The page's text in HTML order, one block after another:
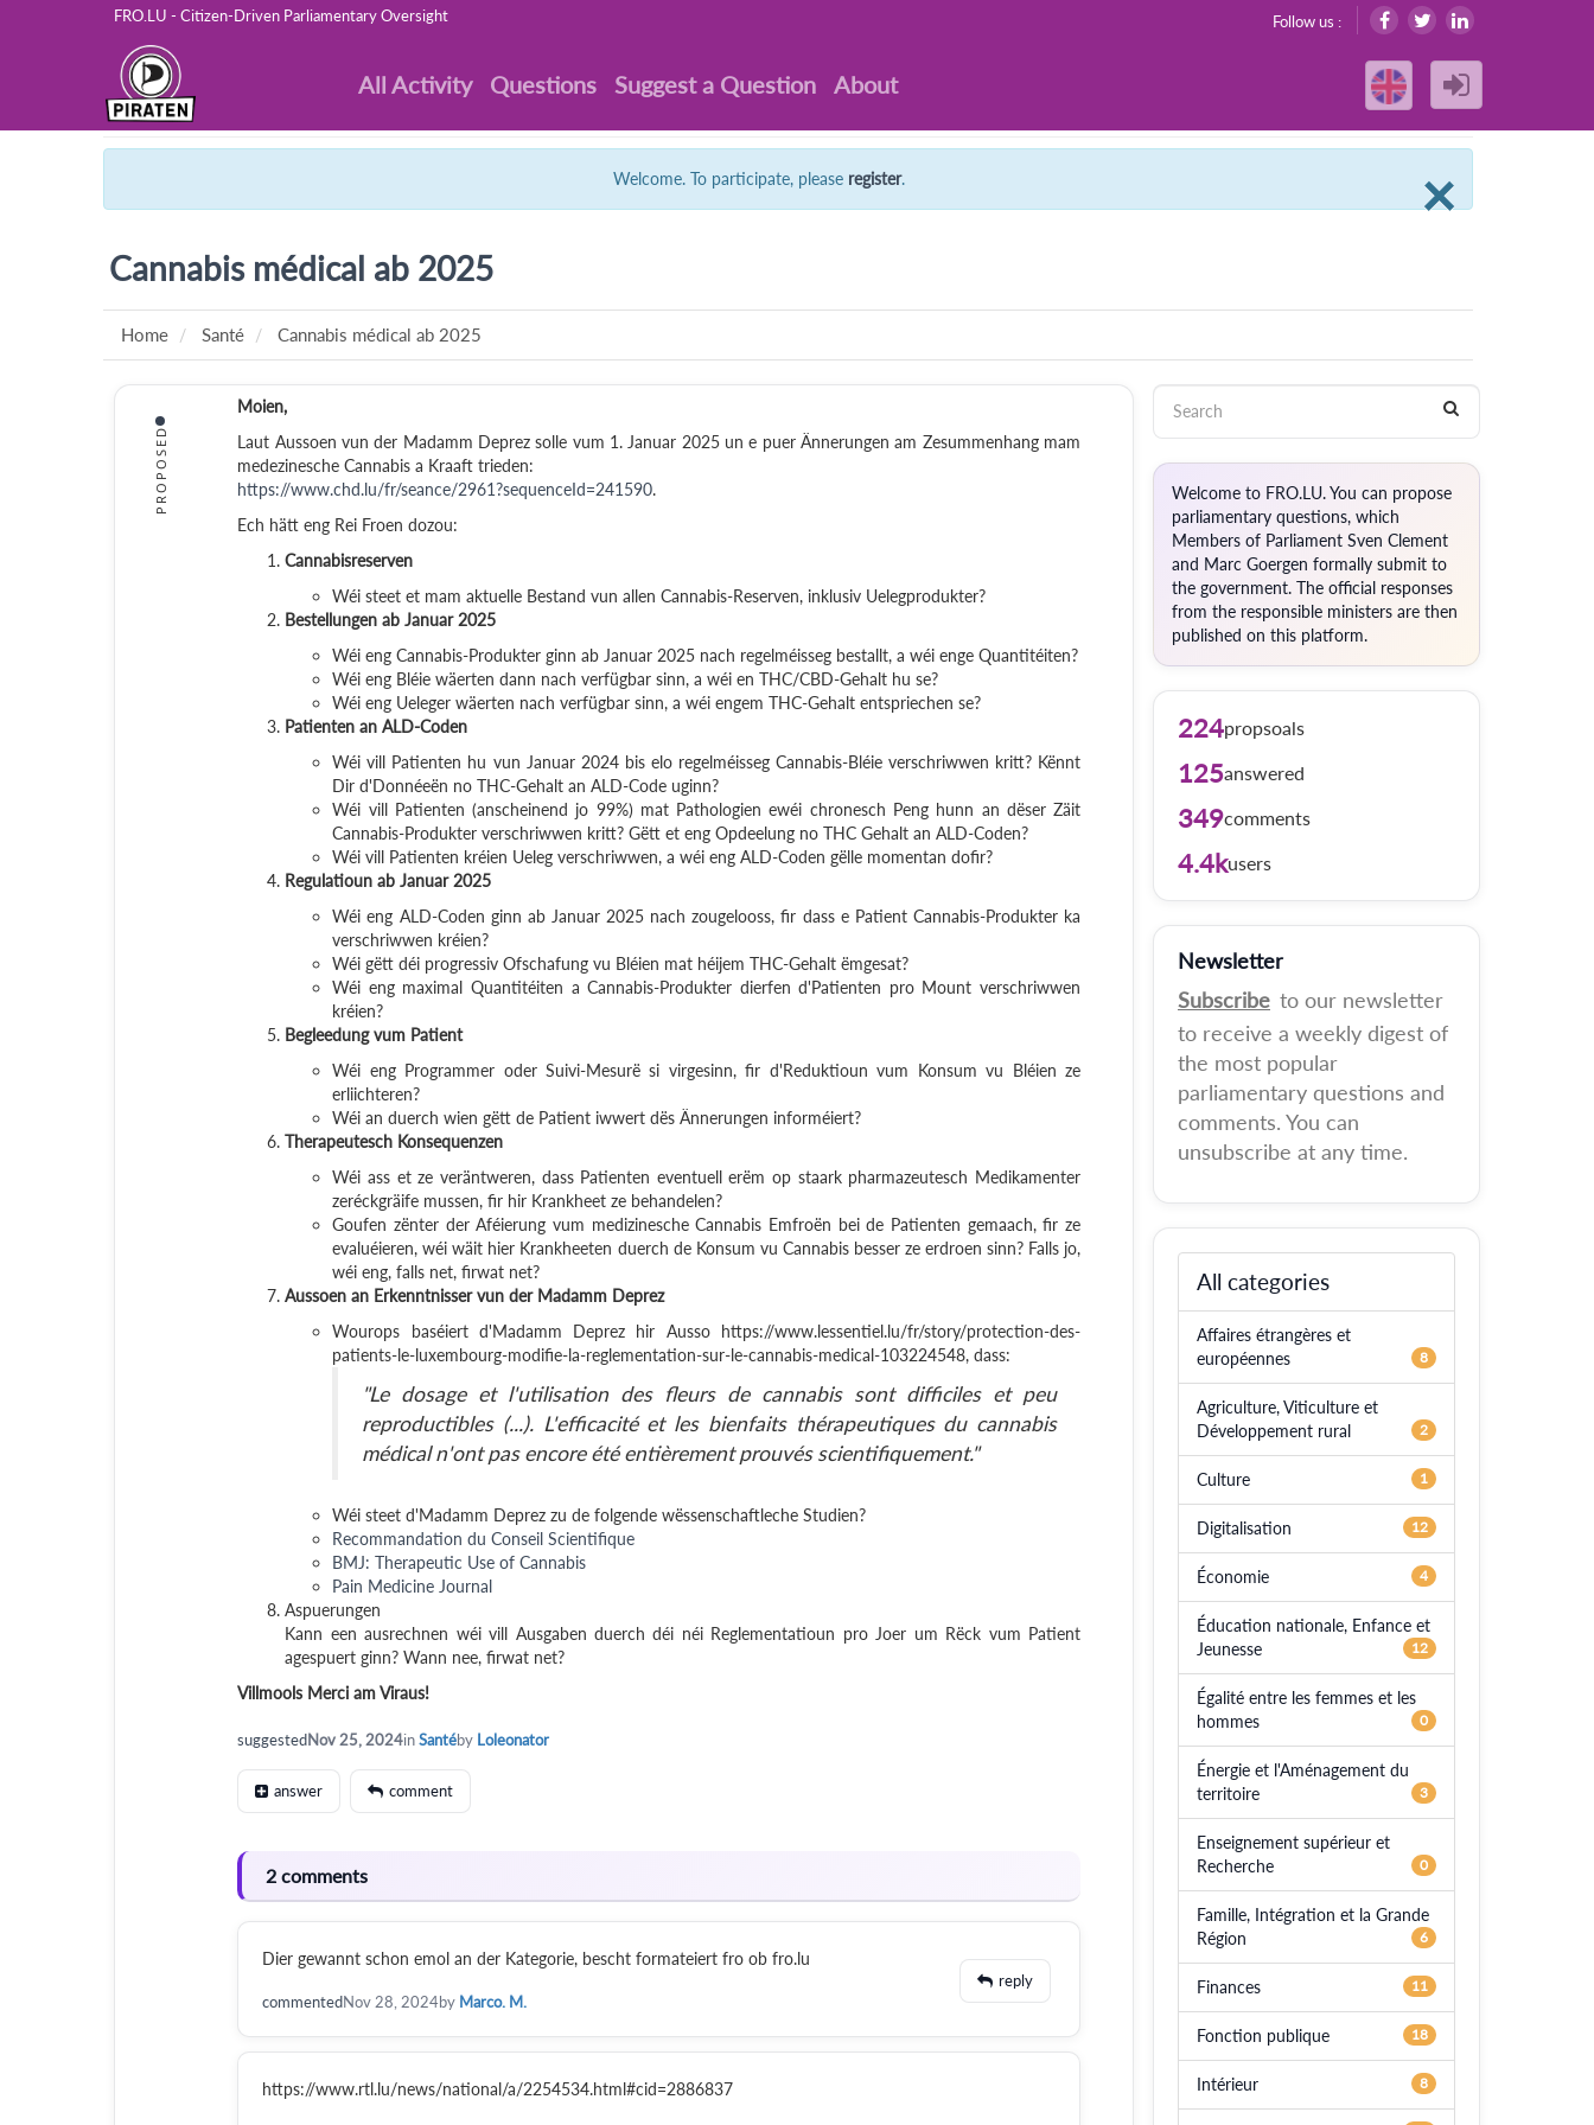
FRO.LU - Citizen-Driven Parliamentary Oversight Follow us :
All Activity Questions Suggest a Question About
×
Welcome. To participate, please register.
Cannabis médical ab 2025
Home Santé Cannabis médical ab 2025
PROPOSED
Moien,
Laut Aussoen vun der Madamm Deprez solle vum 1. Januar 2025 un e puer Ännerungen am Zesummenhang mam
medezinesche Cannabis a Kraaft trieden:
https://www.chd.lu/fr/seance/2961?sequenceId=241590.
Ech hätt eng Rei Froen dozou:
Cannabisreserven
Wéi steet et mam aktuelle Bestand vun allen Cannabis-Reserven, inklusiv Uelegprodukter?
Bestellungen ab Januar 2025
Wéi eng Cannabis-Produkter ginn ab Januar 2025 nach regelméisseg bestallt, a wéi enge Quantitéiten?
Wéi eng Bléie wäerten dann nach verfügbar sinn, a wéi en THC/CBD-Gehalt hu se?
Wéi eng Ueleger wäerten nach verfügbar sinn, a wéi engem THC-Gehalt entspriechen se?
Patienten an ALD-Coden
Wéi vill Patienten hu vun Januar 2024 bis elo regelméisseg Cannabis-Bléie verschriwwen kritt? Kënnt
Dir d'Donnéeën no THC-Gehalt an ALD-Code uginn?
Wéi vill Patienten (anscheinend jo 99%) mat Pathologien ewéi chronesch Peng hunn an dëser Zäit
Cannabis-Produkter verschriwwen kritt? Gëtt et eng Opdeelung no THC Gehalt an ALD-Coden?
Wéi vill Patienten kréien Ueleg verschriwwen, a wéi eng ALD-Coden gëlle momentan dofir?
Regulatioun ab Januar 2025
Wéi eng ALD-Coden ginn ab Januar 2025 nach zougelooss, fir dass e Patient Cannabis-Produkter ka
verschriwwen kréien?
Wéi gëtt déi progressiv Ofschafung vu Bléien mat héijem THC-Gehalt ëmgesat?
Wéi eng maximal Quantitéiten a Cannabis-Produkter dierfen d'Patienten pro Mount verschriwwen
kréien?
Begleedung vum Patient
Wéi eng Programmer oder Suivi-Mesurë si virgesinn, fir d'Reduktioun vum Konsum vu Bléien ze
erliichteren?
Wéi an duerch wien gëtt de Patient iwwert dës Ännerungen informéiert?
Therapeutesch Konsequenzen
Wéi ass et ze veräntweren, dass Patienten eventuell erëm op staark pharmazeutesch Medikamenter
zeréckgräife mussen, fir hir Krankheet ze behandelen?
Goufen zënter der Aféierung vum medizinesche Cannabis Emfroën bei de Patienten gemaach, fir ze
evaluéieren, wéi wäit hier Krankheeten duerch de Konsum vu Cannabis besser ze erdroen sinn? Falls jo,
wéi eng, falls net, firwat net?
Aussoen an Erkenntnisser vun der Madamm Deprez
Wourops baséiert d'Madamm Deprez hir Ausso https://www.lessentiel.lu/fr/story/protection-des-
patients-le-luxembourg-modifie-la-reglementation-sur-le-cannabis-medical-103224548, dass:
"Le dosage et l'utilisation des fleurs de cannabis sont difficiles et peu
reproductibles (...). L'efficacité et les bienfaits thérapeutiques du cannabis
médical n'ont pas encore été entièrement prouvés scientifiquement."
Wéi steet d'Madamm Deprez zu de folgende wëssenschaftleche Studien?
Recommandation du Conseil Scientifique
BMJ: Therapeutic Use of Cannabis
Pain Medicine Journal
Aspuerungen
Kann een ausrechnen wéi vill Ausgaben duerch déi néi Reglementatioun pro Joer um Rëck vum Patient
agespuert ginn? Wann nee, firwat net?
Villmools Merci am Viraus!
suggestedNov 25, 2024inSantéby Loleonator
answer comment
2 comments
Dier gewannt schon emol an der Kategorie, bescht formateiert fro ob fro.lu
commentedNov 28, 2024by Marco. M.
reply
https://www.rtl.lu/news/national/a/2254534.html#cid=2886837
Welcome to FRO.LU. You can propose
parliamentary questions, which
Members of Parliament Sven Clement
and Marc Goergen formally submit to
the government. The official responses
from the responsible ministers are then
published on this platform.
224propsoals
125answered
349comments
4.4kusers
Newsletter
Subscribe to our newsletter
to receive a weekly digest of
the most popular
parliamentary questions and
comments. You can
unsubscribe at any time.
All categories
Affaires étrangères et
européennes
8
Agriculture, Viticulture et
Développement rural
2
Culture 1
Digitalisation 12
Économie 4
Éducation nationale, Enfance et
Jeunesse
12
Égalité entre les femmes et les
hommes
0
Énergie et l'Aménagement du
territoire
3
Enseignement supérieur et
Recherche
0
Famille, Intégration et la Grande
Région
6
Finances 11
Fonction publique 18
Intérieur 8